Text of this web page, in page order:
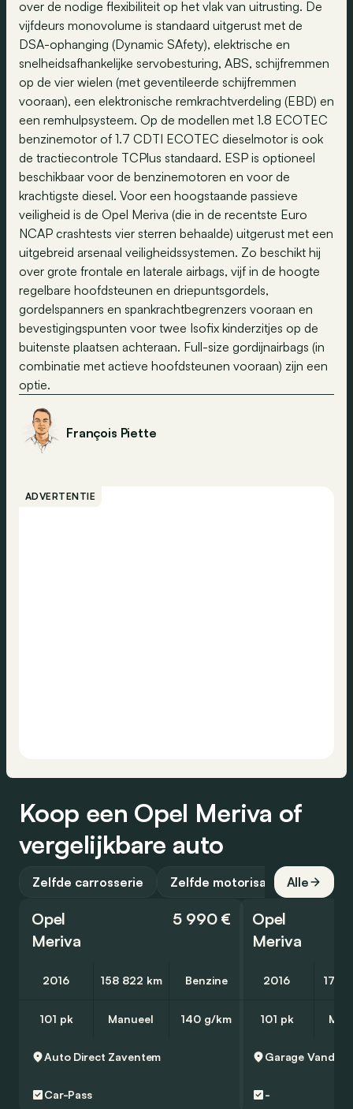
over de nodige flexibiliteit op het vlak van uitrusting. De
vijfdeurs monovolume is standaard uitgerust met de
DSA-ophanging (Dynamic SAfety), elektrische en
snelheidsafhankelijke servobesturing, ABS, schijfremmen
op de vier wielen (met geventileerde schijfremmen
vooraan), een elektronische remkrachtverdeling (EBD) en
een remhulpsysteem. Op de modellen met 1.8 ECOTEC
benzinemotor of 1.7 CDTI ECOTEC dieselmotor is ook
de tractiecontrole TCPlus standaard. ESP is optioneel
beschikbaar voor de benzinemotoren en voor de
krachtigste diesel. Voor een hoogstaande passieve
veiligheid is de Opel Meriva (die in de recentste Euro
NCAP crashtests vier sterren behaalde) uitgerust met een
uitgebreid arsenaal veiligheidssystemen. Zo beschikt hij
over grote frontale en laterale airbags, vijf in de hoogte
regelbare hoofdsteunen en driepuntsgordels,
gordelspanners en spankrachtbegrenzers vooraan en
bevestigingspunten voor twee Isofix kinderzitjes op de
buitenste plaatsen achteraan. Full-size gordijnairbags (in
combinatie met actieve hoofdsteunen vooraan) zijn een
optie.
François Piette
ADVERTENTIE
Koop een Opel Meriva of
vergelijkbare auto
Zelfde carrosserie Zelfde motorisatie Alle
Opel
Meriva
5 990 €
2016 158 822 km Benzine
101 pk Manueel 140 g/km
Auto Direct Zaventem
Car-Pass
Opel
Meriva
2016 17
101 pk
Garage
-